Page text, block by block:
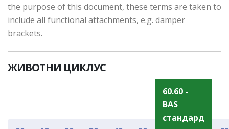
the purpose of this document, these terms are taken to
include all functional attachments, e.g. damper
brackets.
ЖИВОТНИ ЦИКЛУС
60.60 -
BAS
стандард